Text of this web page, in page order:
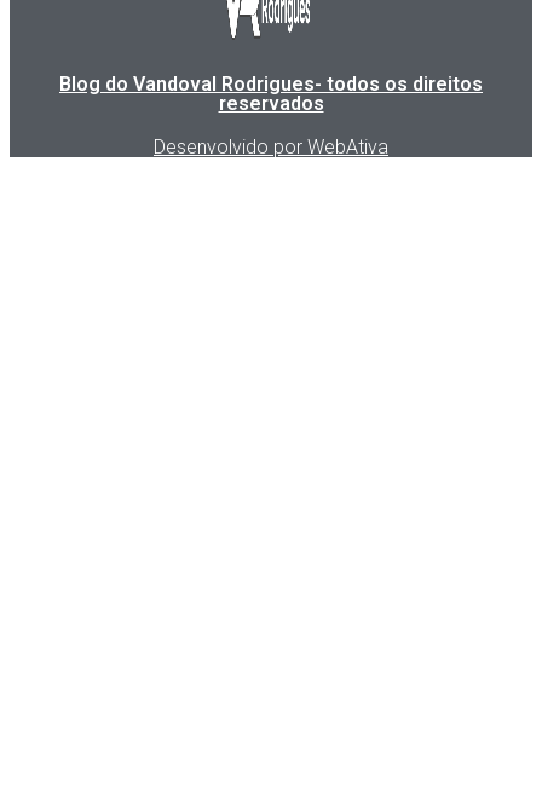
Blog do Vandoval Rodrigues- todos os direitos
reservados
Desenvolvido por WebAtiva